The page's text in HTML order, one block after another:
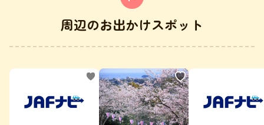
周辺のお出かけスポット